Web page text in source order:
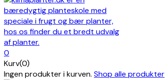
0
Kurv(0)
Ingen produkter i kurven. Shop alle produkter